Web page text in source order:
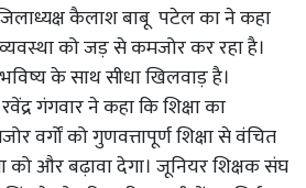
कैलाश बाबू पटेल का ने कहा
व्यवस्था को जड़ से कमजोर कर रहा है।
भविष्य के साथ सीधा खिलवाड़ है।
गंगवार ने कहा कि शिक्षा का
वर्गों को गुणवत्तापूर्ण शिक्षा से वंचित
को और बढ़ावा देगा। जूनियर शिक्षक संघ